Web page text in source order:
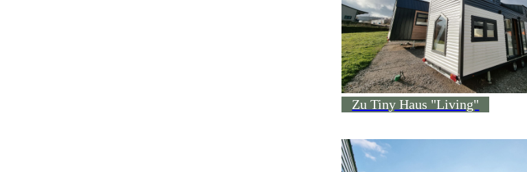
Zu Tiny Haus "Living"